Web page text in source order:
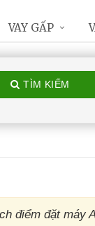
TÌM KIẾM
điểm đặt máy
VAY GẤP